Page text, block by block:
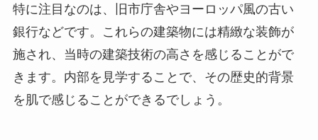
特に注目なのは、旧市庁舎やヨーロッパ風の古い
銀行などです。これらの建築物には精緻な装飾が
施され、当時の建築技術の高さを感じることがで
きます。内部を見学することで、その歴史的背景
を肌で感じることができるでしょう。